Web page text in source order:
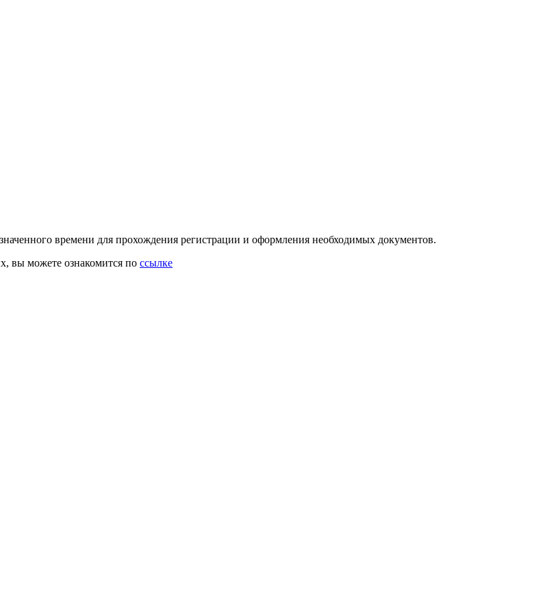
времени для прохождения регистрации и оформления необходимых документов.
вы можете ознакомится по ссылке